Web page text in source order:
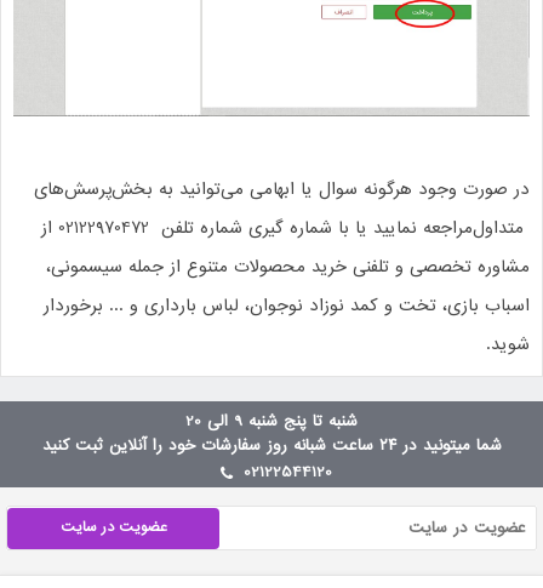
در صورت وجود هرگونه سوال یا ابهامی می‌توانید به بخشپرسش‌های
متداول
مراجعه نمایید یا با شماره گیری شماره تلفن 02122970472 از
مشاوره تخصصی و تلفنی خرید محصولات متنوع از جمله سیسمونی،
اسباب بازی، تخت و کمد نوزاد نوجوان، لباس بارداری و ... برخوردار
شوید.
شنبه تا پنج شنبه 9 الی 20
شما میتونید در ۲۴ ساعت شبانه روز سفارشات خود را آنلاین ثبت کنید
02122544120
عضویت در سایت